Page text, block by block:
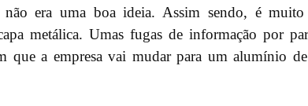
era uma boa ideia. Assim sendo, é muito
metálica. Umas fugas de informação por
que a empresa vai mudar para um alumínio